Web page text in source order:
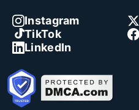
Instagram
TikTok
LinkedIn